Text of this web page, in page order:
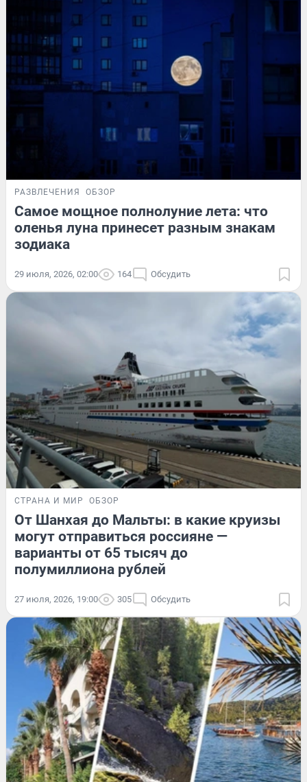
РАЗВЛЕЧЕНИЯ ОБЗОР
Самое мощное полнолуние лета: что
оленья луна принесет разным знакам
зодиака
29 июля, 2026, 02:00 164 Обсудить
СТРАНА И МИР ОБЗОР
От Шанхая до Мальты: в какие круизы
могут отправиться россияне —
варианты от 65 тысяч до
полумиллиона рублей
27 июля, 2026, 19:00 305 Обсудить